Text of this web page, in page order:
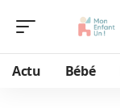
Actu Bébé